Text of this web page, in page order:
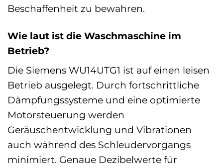
Beschaffenheit zu bewahren.
Wie laut ist die Waschmaschine im
Betrieb?
Die Siemens WU14UTG1 ist auf einen leisen
Betrieb ausgelegt. Durch fortschrittliche
Dämpfungssysteme und eine optimierte
Motorsteuerung werden
Geräuschentwicklung und Vibrationen
auch während des Schleudervorgangs
minimiert. Genaue Dezibelwerte für